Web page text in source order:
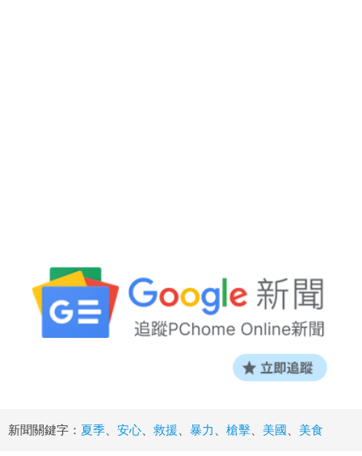
新聞關鍵字： 夏季 安心 救援 暴力 槍擊 美國 美食